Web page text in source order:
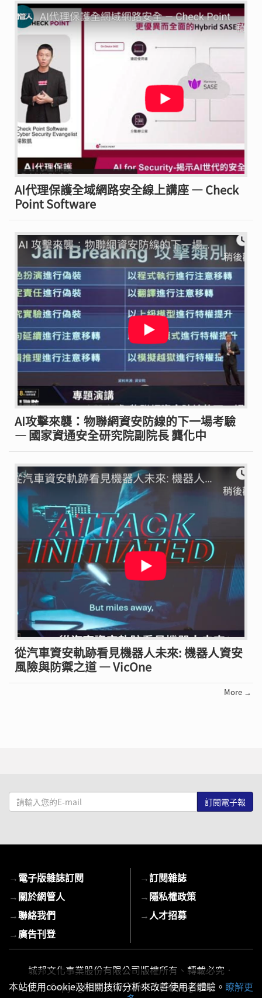
AI代理保護全域網路安全線上講座 — Check
Point Software
AI攻擊來襲：物聯網資安防線的下一場考驗
— 國家資通安全研究院副院長 龔化中
從汽車資安軌跡看見機器人未來: 機器人資安
風險與防禦之道 — VicOne
More →
請
輸
mail
→電子版雜誌訂閱
→關於網管人
→聯絡我們
→廣告刊登
→訂閱雜誌
→隱私權政策
→ 人才招募
城邦文化事業股份有限公司版權所有、轉載必究．
Copyright © 2026 Cite Publishing Ltd.
本站使用cookie及相關技術分析來改善使用者體驗。 瞭解更